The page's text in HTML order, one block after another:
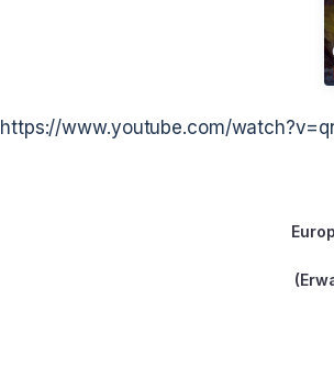
https://www.youtube.com/